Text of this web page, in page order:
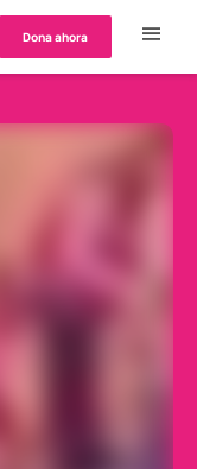
Dona ahora